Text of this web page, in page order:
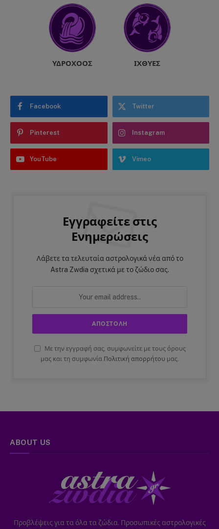
ΥΔΡΟΧΌΟΣ ΙΧΘΎΕΣ
Facebook Twitter
Pinterest Instagram
YouTube Vimeo
Εγγραφείτε στις
Ενημερώσεις
Λάβετε τα τελευταία αστρολογικά νέα από το
Astra Zwdia σχετικά με το ζώδιο σας.
Με την εγγραφή σας, συμφωνείτε με τους όρους
μας και τη συμφωνία Πολιτική απορρήτου μας.
ABOUT US
Προβλέψεις για τα όλα τα ζώδια. Προσωπικές αστρολογικές